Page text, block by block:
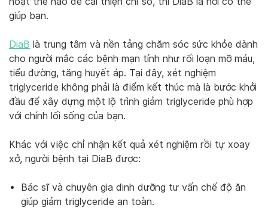
giúp bạn.
DiaB là trung tâm và nền tảng chăm sóc sức khỏe dành
cho người mắc các bệnh mạn tính như rối loạn mỡ máu,
tiểu đường, tăng huyết áp. Tại đây, xét nghiệm
triglyceride không phải là điểm kết thúc mà là bước khởi
đầu để xây dựng một lộ trình giảm triglyceride phù hợp
với chính lối sống của bạn.
Khác với việc chỉ nhận kết quả xét nghiệm rồi tự xoay
xở, người bệnh tại DiaB được:
Bác sĩ và chuyên gia dinh dưỡng tư vấn chế độ ăn
giúp giảm triglyceride an toàn.